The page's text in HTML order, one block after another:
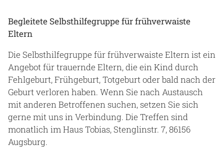
Begleitete Selbsthilfegruppe für frühverwaiste
Eltern
Die Selbsthilfegruppe für frühverwaiste Eltern ist ein
Angebot für trauernde Eltern, die ein Kind durch
Fehlgeburt, Frühgeburt, Totgeburt oder bald nach der
Geburt verloren haben. Wenn Sie nach Austausch
mit anderen Betroffenen suchen, setzen Sie sich
gerne mit uns in Verbindung. Die Treffen sind
monatlich im Haus Tobias, Stenglinstr. 7, 86156
Augsburg.